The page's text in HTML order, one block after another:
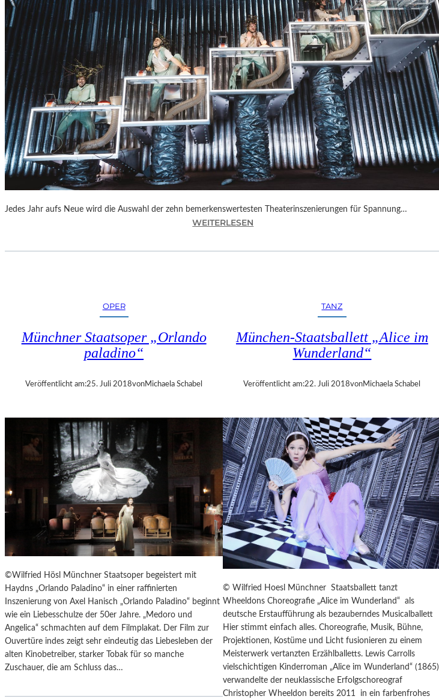
E
E
S
N
I
C
H
T
W
E
R
D
E
N
Jedes Jahr aufs Neue wird die Auswahl der zehn bemerkenswertesten Theaterinszenierungen für Spannung…
WEITERLESEN
E
6
T
A
T
E
R
T
R
E
F
F
E
“
E
R
B
E
R
L
I
N
OPER
Münchner Staatsoper „Orlando
paladino“
Veröffentlicht am:25. Juli 2018vonMichaela Schabel
©Wilfried Hösl Münchner Staatsoper begeistert mit
Haydns „Orlando Paladino“ in einer raffinierten
Inszenierung von Axel Hanisch „Orlando Paladino“ beginnt
wie ein Liebesschulze der 50er Jahre. „Medoro und
Angelica“ schmachten auf dem Filmplakat. Der Film zur
Ouvertüre indes zeigt sehr eindeutig das Liebesleben der
alten Kinobetreiber, starker Tobak für so manche
Zuschauer, die am Schluss das…
TANZ
München-Staatsballett „Alice im
Wunderland“
Veröffentlicht am:22. Juli 2018vonMichaela Schabel
© Wilfried Hoesl Münchner Staatsballett tanzt
Wheeldons Choreografie „Alice im Wunderland“ als
deutsche Erstaufführung als bezauberndes Musicalballett
Hier stimmt einfach alles. Choreografie, Musik, Bühne,
Projektionen, Kostüme und Licht fusionieren zu einem
Meisterwerk vertanzten Erzählballetts. Lewis Carrolls
vielschichtigen Kinderroman „Alice im Wunderland“ (1865)
verwandelte der neuklassische Erfolgschoreograf
Christopher Wheeldon bereits 2011 in ein farbenfrohes